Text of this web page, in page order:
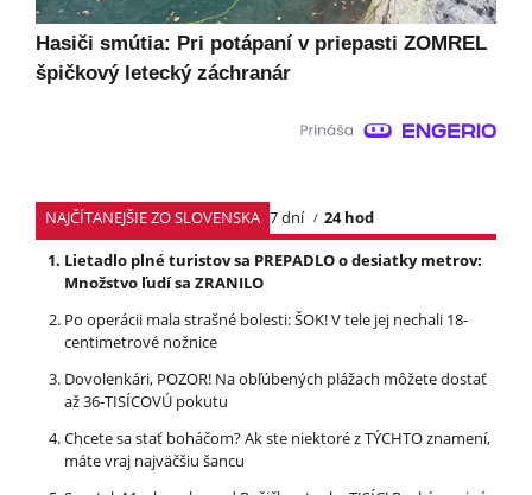
Hasiči smútia: Pri potápaní v priepasti ZOMREL
špičkový letecký záchranár
NAJČÍTANEJŠIE ZO SLOVENSKA 7 dní
24 hod
Lietadlo plné turistov sa PREPADLO o desiatky metrov:
Množstvo ľudí sa ZRANILO
Po operácii mala strašné bolesti: ŠOK! V tele jej nechali 18-
centimetrové nožnice
Dovolenkári, POZOR! Na obľúbených plážach môžete dostať
až 36-TISÍCOVÚ pokutu
Chcete sa stať boháčom? Ak ste niektoré z TÝCHTO znamení,
máte vraj najväčšiu šancu